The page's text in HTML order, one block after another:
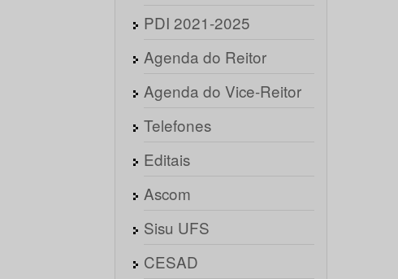
PDI 2021-2025
Agenda do Reitor
Agenda do Vice-Reitor
Telefones
Editais
Ascom
Sisu UFS
CESAD